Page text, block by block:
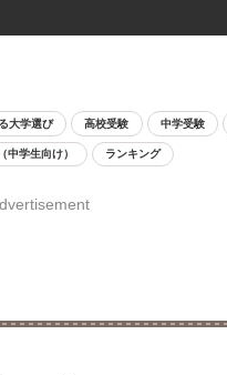
大学選び 高校受験 中学受験
中学生向け） ランキング